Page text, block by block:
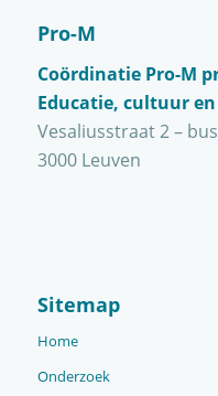
Pro-M
Coördinatie Pro-M
Educatie, cultuur
Vesaliusstraat 2 –
3000 Leuven
Sitemap
Home
Onderzoek